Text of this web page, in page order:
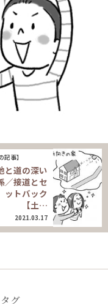
記事】
と道の深い
／接道とセ
ットバック
【土…
2021.03.17
グ